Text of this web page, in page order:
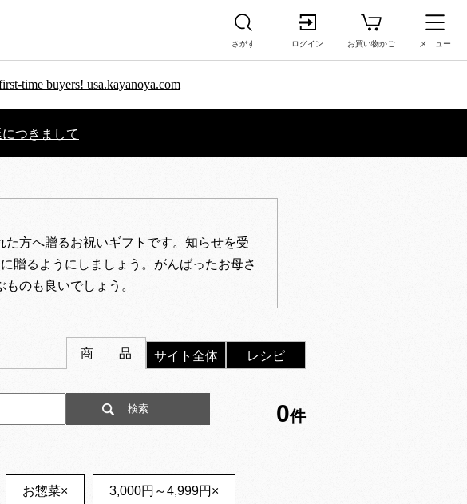
さがす ログイン お買い物かご メニュー
time buyers! usa.kayanoya.com
つきまして
た方へ贈るお祝いギフトです。知らせを受
贈るようにしましょう。がんばったお母さ
のも良いでしょう。
商 品 サイト全体 レシピ
0件
お惣菜× 3,000円～4,999円 ×